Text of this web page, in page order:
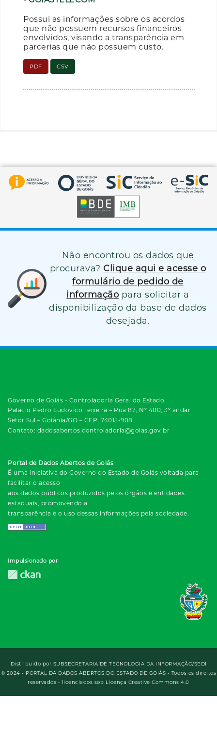
Possui as informações sobre os acordos
que não possuem recursos financeiros
envolvidos, visando a transparência em
parcerias que não possuem custo.
PDF CSV
Não encontrou os dados que
procurava? Clique aqui e acesse o
formulário de pedido de
informação para solicitar a
disponibilização da base de dados
desejada.
Governo de Goiás - Controladoria Geral do Estado
Palácio Pedro Ludovico Teixeira – Rua 82, Nº 400, 3º andar
Setor Sul – Goiânia/GO – CEP: 74015-908
Contato: dadosabertos.controladoria@goias.gov.br
Portal de Dados Abertos de Goiás
É uma iniciativa do Governo do Estado de Goiás voltada para
facilitar o acesso
aos dados públicos produzidos pelos órgãos e entidades
estaduais, promovendo a
transparência e o uso dessas informações pela sociedade.
Impulsionado por
Distribuído por SUBSECRETARIA DE TECNOLOGIA DA INFORMAÇÃO/SEDI
© 2024 - PORTAL DA DADOS ABERTOS DO ESTADO DE GOIÁS - Todos os direitos
reservados - licenciados sob Licença Creative Commons 4.0